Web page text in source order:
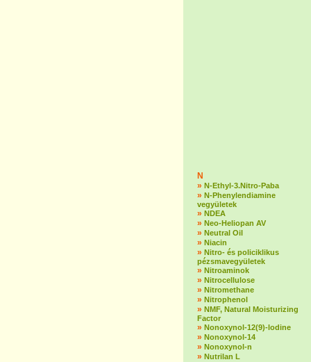
N
» N-Ethyl-3.Nitro-Paba
» N-Phenylendiamine
vegyületek
» NDEA
» Neo-Heliopan AV
» Neutral Oil
» Niacin
» Nitro- és policiklikus
pézsmavegyületek
» Nitroaminok
» Nitrocellulose
» Nitromethane
» Nitrophenol
» NMF, Natural Moisturizing
Factor
» Nonoxynol-12(9)-lodine
» Nonoxynol-14
» Nonoxynol-n
» Nutrilan L